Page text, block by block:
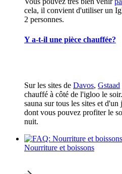
cela, il convient d'utiliser un
2 personnes.
Y a-t-il une pièce chauffée?
Sur les sites de Davos, Gstaad
chauffé à côté de l'igloo le
sauna sur tous les sites et d'un
dont vous pouvez profiter le
nuit.
Nourriture et boissons